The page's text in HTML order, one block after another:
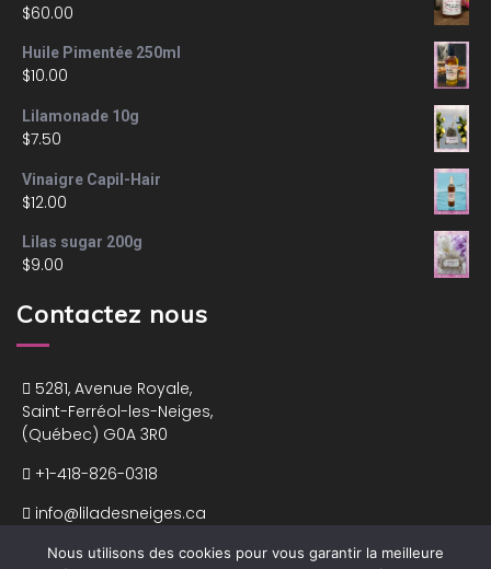
$60.00
Huile Pimentée 250ml
$10.00
Lilamonade 10g
$7.50
Vinaigre Capil-Hair
$12.00
Lilas sugar 200g
$9.00
Contactez nous
5281, Avenue Royale,
Saint-Ferréol-les-Neiges,
(Québec) G0A 3R0
+1-418-826-0318
info@liladesneiges.ca
Nous utilisons des cookies pour vous garantir la meilleure